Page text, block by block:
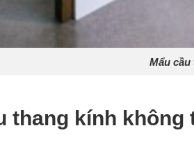
Mẩu cầu
thang kính không